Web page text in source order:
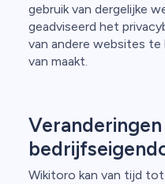
gebruik van dergelijke
geadviseerd het
van andere websites te
van maakt.
Wikitoro kan van tijd